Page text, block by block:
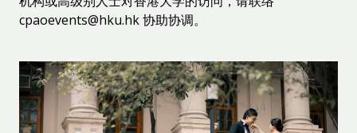
cpaoevents@hku.hk 协助协调。